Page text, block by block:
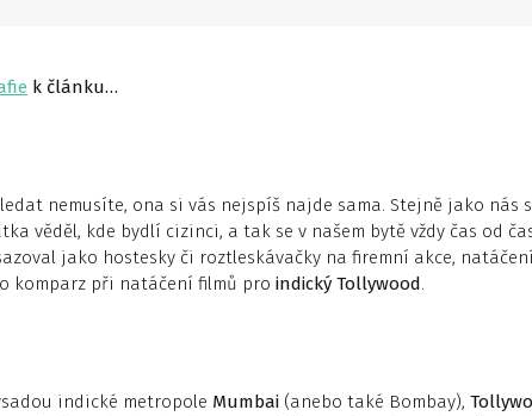
k článku…
nemusíte, ona si vás nejspíš najde sama. Stejně jako nás
věděl, kde bydlí cizinci, a tak se v našem bytě vždy čas od
jako hostesky či roztleskávačky na firemní akce, natáčení
komparz při natáčení filmů pro indický Tollywood.
indické metropole Mumbai (anebo také Bombay),